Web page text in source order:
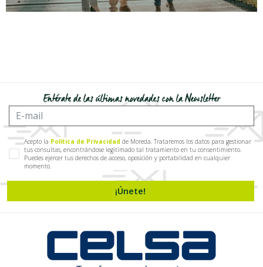
Entérate de las últimas novedades con la Newsletter
Acepto la Política de Privacidad de Moreda. Trataremos los datos para gestionar
tus consultas, encontrándose legitimado tal tratamiento en tu consentimiento.
Puedes ejercer tus derechos de acceso, oposición y portabilidad en cualquier
momento.
¡Únete!